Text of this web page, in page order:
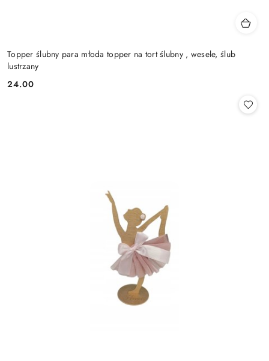
Topper ślubny para młoda topper na tort ślubny , wesele, ślub
lustrzany
Cena:
24.00